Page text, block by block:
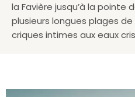
la Favière jusqu’à la pointe
plusieurs longues plages
criques intimes aux eaux